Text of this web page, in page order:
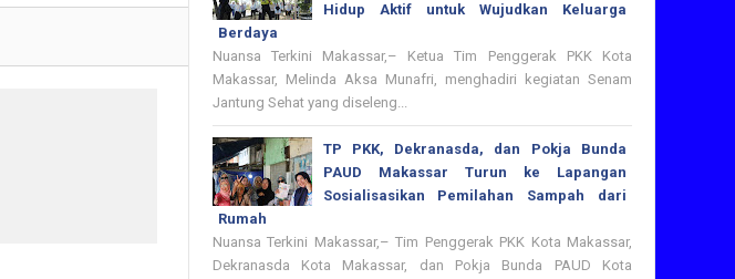
Hidup Aktif untuk Wujudkan Keluarga
Berdaya
Nuansa Terkini Makassar,– Ketua Tim Penggerak PKK Kota
Makassar, Melinda Aksa Munafri, menghadiri kegiatan Senam
Jantung Sehat yang diseleng...
TP PKK, Dekranasda, dan Pokja Bunda
PAUD Makassar Turun ke Lapangan
Sosialisasikan Pemilahan Sampah dari
Rumah
Nuansa Terkini Makassar,– Tim Penggerak PKK Kota Makassar,
Dekranasda Kota Makassar, dan Pokja Bunda PAUD Kota